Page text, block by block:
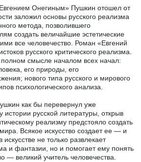
Онегиным» Пушкин отошел от
заложил основы русского реализма
метода, позволившего
создать величайшие эстетические
все человечество. Роман «Евгений
русского критического реализма.
смысле началом всех начал:
его природы, его
нового типа русского и мирового
психологического анализа.
как бы перевернул уже
истории русской литературы, открыв
реализму предстояло создать
Всякое искусство создает ее — и
не только развлекает
и фантазии, но и помогает ему понять
— великий учитель человечества.